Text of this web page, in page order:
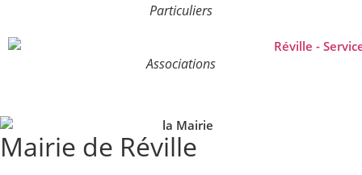
Particuliers
Associations
Mairie de Réville